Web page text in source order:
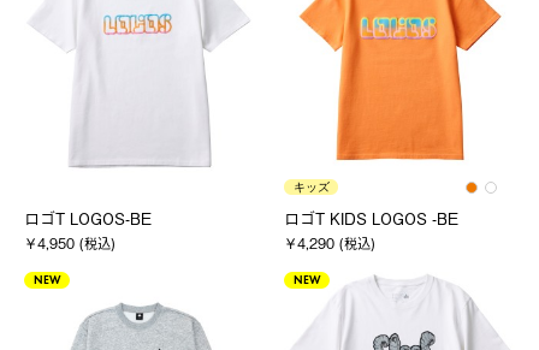
ロゴT LOGOS-BE
￥4,950 (税込)
キッズ
ロゴT KIDS LOGOS -BE
￥4,290 (税込)
NEW NEW